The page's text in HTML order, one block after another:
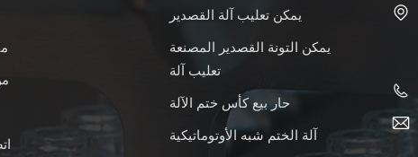
يمكن تعليب آلة القصدير
يمكن التونة القصدير المصنعة
تعليب آلة
حار بيع كأس ختم الآلة
آلة الختم شبه الأوتوماتيكية